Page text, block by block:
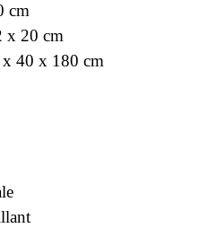
cm
x 20 cm
40 x 180 cm